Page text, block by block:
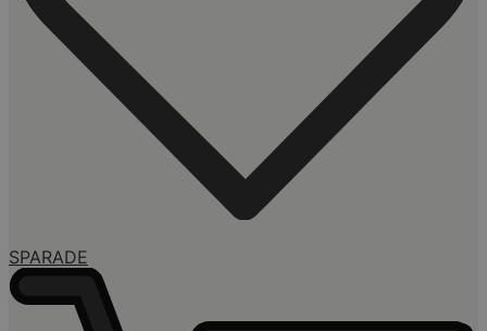
SPARADE